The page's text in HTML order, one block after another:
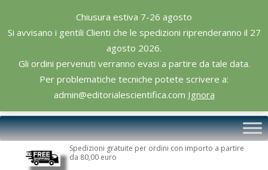
Chiusura estiva 7-26 agosto
Si avvisano i gentili Clienti che le spedizioni riprenderanno il 27
agosto 2026.
Gli ordini pervenuti verranno evasi a partire da tale data.
Per problematiche tecniche potete scrivere a:
admin@editorialescientifica.com Ignora
content
Editoriale
Scientifica
Primary
Navigation
Spedizioni gratuite per ordini con importo a partire
da 80,00 euro